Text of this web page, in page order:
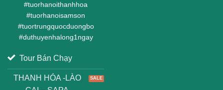
#tuorhanoithanhhoa
#tuorhanoisamson
#tuortrungquocduongbo
#duthuyenhalong1ngay
Tour Bán Chạy
THANH HÓA -LÀO